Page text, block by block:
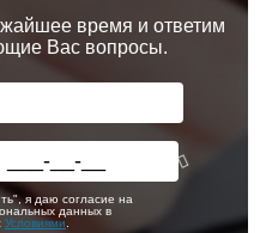
9 260
время и ответим
Вас вопросы.
я даю согласие на
данных в
Условиями